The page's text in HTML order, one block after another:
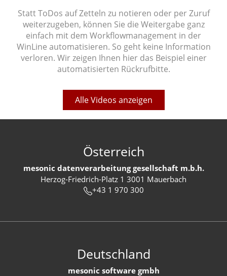
Statt ToDos auf Zetteln zu notieren oder per Zuruf
weiterzugeben, können Sie die Weitergabe ganz
einfach mit dem Workflowmanagement in der
WinLine automatisieren. So geht keine Information
verloren. Wir zeigen Ihnen hier das Beispiel einer
automatisierten Rückrufbitte.
Alle Videos anzeigen
Österreich
mesonic datenverarbeitung gesellschaft m.b.h.
Herzog-Friedrich-Platz 1 3001 Mauerbach
+43 1 970 300
Deutschland
mesonic software gmbh